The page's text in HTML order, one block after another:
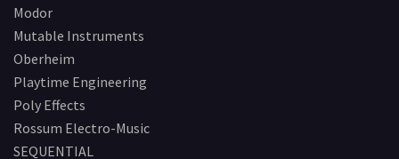
Modor
Mutable Instruments
Oberheim
Playtime Engineering
Poly Effects
Rossum Electro-Music
SEQUENTIAL